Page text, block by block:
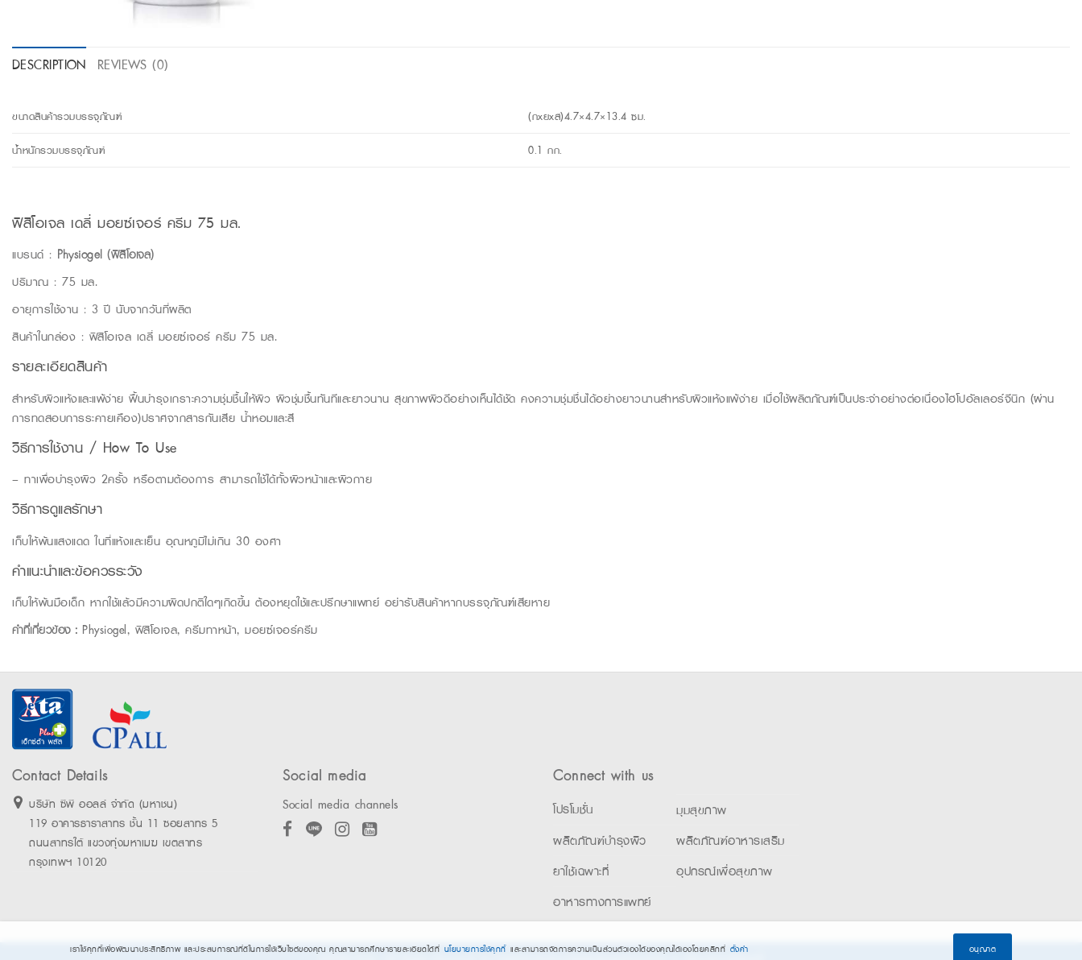
DESCRIPTION REVIEWS (0)
ขนาดสินค้ารวมบรรจุภัณฑ์
(กxยxส)4.7×4.7×13.4 ซม.
น้ำหนักรวมบรรจุภัณฑ์
0.1 กก.
ฟิสิโอเจล เดลี่ มอยซ์เจอร์ ครีม 75 มล.
แบรนด์ : Physiogel (ฟิสิโอเจล)
ปริมาณ : 75 มล.
อายุการใช้งาน : 3 ปี นับจากวันที่ผลิต
สินค้าในกล่อง : ฟิสิโอเจล เดลี่ มอยซ์เจอร์ ครีม 75 มล.
รายละเอียดสินค้า
สำหรับผิวแห้งและแพ้ง่าย ฟื้นบำรุงเกราะความชุ่มชื้นให้ผิว ผิวชุ่มชื้นทันทีและยาวนาน สุขภาพผิวดีอย่างเห็นได้ชัด คงความชุ่มชื่นได้อย่างยาวนานสำหรับผิวแห้งแพ้ง่าย เมื่อใช้ผลิตภัณฑ์เป็นประจำอย่างต่อเนื่องไฮโปอัลเลอร์จีนิก (ผ่าน
การทดสอบการระคายเคือง)ปราศจากสารกันเสีย น้ำหอมและสี
วิธีการใช้งาน / How To Use
– ทาเพื่อบำรุงผิว 2ครั้ง หรือตามต้องการ สามารถใช้ได้ทั้งผิวหน้าและผิวกาย
วิธีการดูแลรักษา
เก็บให้พ้นแสงแดด ในที่แห้งและเย็น อุณหภูมิไม่เกิน 30 องศา
คำแนะนำและข้อควรระวัง
เก็บให้พ้นมือเด็ก หากใช้แล้วมีความผิดปกติใดๆเกิดขึ้น ต้องหยุดใช้และปรึกษาแพทย์ อย่ารับสินค้าหากบรรจุภัณฑ์เสียหาย
คำที่เกี่ยวข้อง : Physiogel, ฟิสิโอเจล, ครีมทาหน้า, มอยซ์เจอร์ครีม
Contact Details
บริษัท ซีพี ออลล์ จำกัด (มหาชน)
119 อาคารธาราสาทร ชั้น 11 ซอยสาทร 5
ถนนสาทรใต้ แขวงทุ่งมหาเมฆ เขตสาทร
กรุงเทพฯ 10120
Social media
Social media channels
Connect with us
โปรโมชั่น
มุมสุขภาพ
ผลิตภัณฑ์บำรุงผิว
ผลิตภัณฑ์อาหารเสริม
ยาใช้เฉพาะที่
อุปกรณ์เพื่อสุขภาพ
อาหารทางการแพทย์
เราใช้คุกกี้เพื่อพัฒนาประสิทธิภาพ และประสบการณ์ที่ดีในการใช้เว็บไซต์ของคุณ คุณสามารถศึกษารายละเอียดได้ที่ นโยบายการใช้คุกกี้ และสามารถจัดการความเป็นส่วนตัวเองได้ของคุณได้เองโดยคลิกที่ ตั้งค่า อนุญาต